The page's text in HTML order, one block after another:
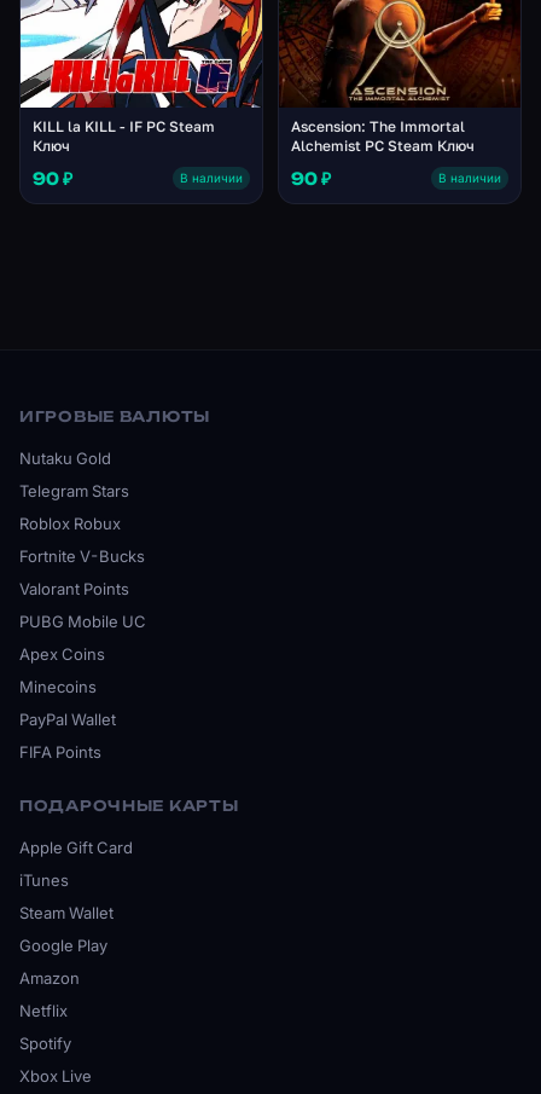
KILL la KILL - IF PC Steam
Ключ
90 ₽ В наличии
Ascension: The Immortal
Alchemist PC Steam Ключ
90 ₽ В наличии
ИГРОВЫЕ ВАЛЮТЫ
Nutaku Gold
Telegram Stars
Roblox Robux
Fortnite V-Bucks
Valorant Points
PUBG Mobile UC
Apex Coins
Minecoins
PayPal Wallet
FIFA Points
ПОДАРОЧНЫЕ КАРТЫ
Apple Gift Card
iTunes
Steam Wallet
Google Play
Amazon
Netflix
Spotify
Xbox Live